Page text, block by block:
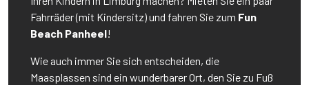
Fahrräder (mit Kindersitz) und fahren Sie zum Fun
Beach Panheel!
Wie auch immer Sie sich entscheiden, die
Maasplassen sind ein wunderbarer Ort, den Sie zu Fuß